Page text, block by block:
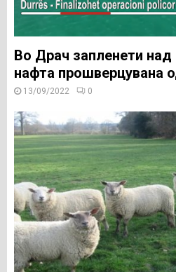
Во Драч запленети над
нафта прошверцувана
13/09/2022 0